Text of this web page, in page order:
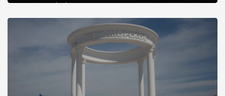
запрошую відвідати це